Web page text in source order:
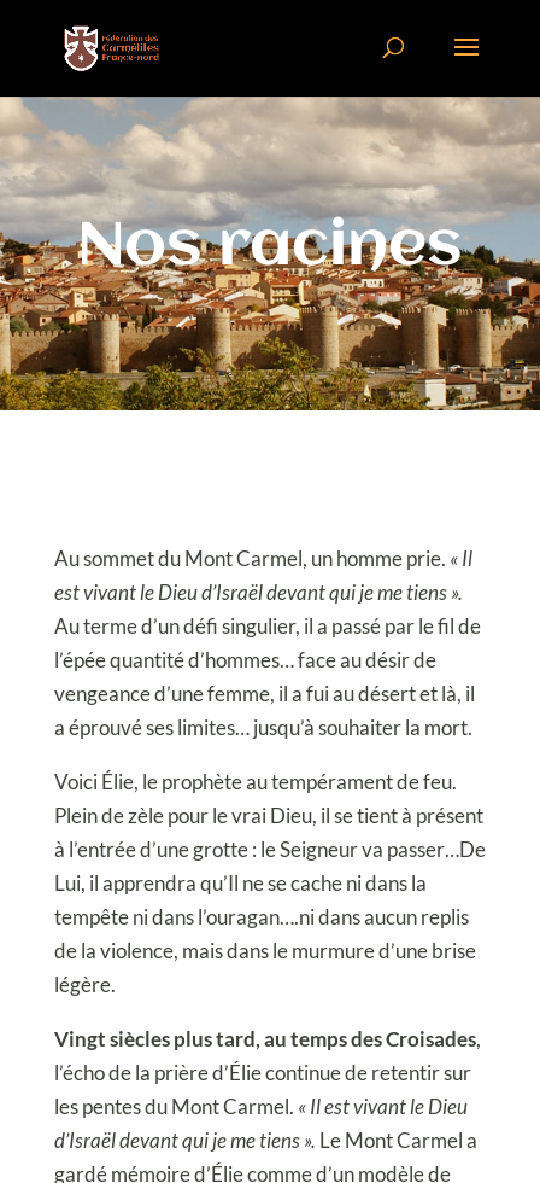
Nos racines
Au sommet du Mont Carmel, un homme prie. « Il
est vivant le Dieu d’Israël devant qui je me tiens ».
Au terme d’un défi singulier, il a passé par le fil de
l’épée quantité d’hommes… face au désir de
vengeance d’une femme, il a fui au désert et là, il
a éprouvé ses limites… jusqu’à souhaiter la mort.
Voici Élie, le prophète au tempérament de feu.
Plein de zèle pour le vrai Dieu, il se tient à présent
à l’entrée d’une grotte : le Seigneur va passer…De
Lui, il apprendra qu’Il ne se cache ni dans la
tempête ni dans l’ouragan….ni dans aucun replis
de la violence, mais dans le murmure d’une brise
légère.
Vingt siècles plus tard, au temps des Croisades,
l’écho de la prière d’Élie continue de retentir sur
les pentes du Mont Carmel. « Il est vivant le Dieu
d’Israël devant qui je me tiens ». Le Mont Carmel a
gardé mémoire d’Élie comme d’un modèle de